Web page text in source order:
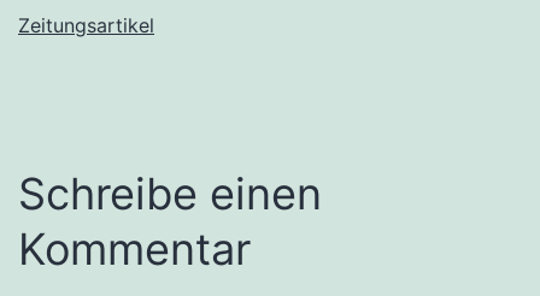
Zeitungsartikel
Schreibe einen
Kommentar